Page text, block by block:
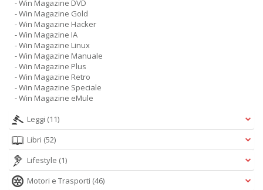
- Win Magazine DVD
- Win Magazine Gold
- Win Magazine Hacker
- Win Magazine IA
- Win Magazine Linux
- Win Magazine Manuale
- Win Magazine Plus
- Win Magazine Retro
- Win Magazine Speciale
- Win Magazine eMule
Leggi (11)
Libri (52)
Lifestyle (1)
Motori e Trasporti (46)